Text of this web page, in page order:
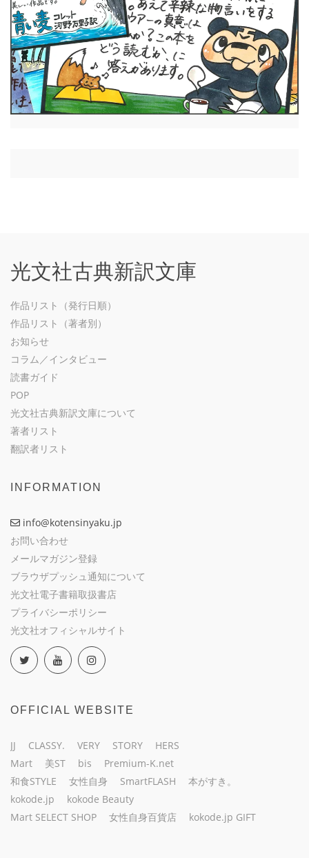
光文社古典新訳文庫
作品リスト（発行日順）
作品リスト（著者別）
お知らせ
コラム／インタビュー
読書ガイド
POP
光文社古典新訳文庫について
著者リスト
翻訳者リスト
INFORMATION
info@kotensinyaku.jp
お問い合わせ
メールマガジン登録
ブラウザプッシュ通知について
光文社電子書籍取扱書店
プライバシーポリシー
光文社オフィシャルサイト
OFFICIAL WEBSITE
JJ CLASSY. VERY STORY
HERS
Mart
美ST bis
Premium-K.net
和食STYLE
女性自身 SmartFLASH
本がすき。
kokode.jp
kokode Beauty
Mart SELECT SHOP
女性自身百貨店 kokode.jp GIFT